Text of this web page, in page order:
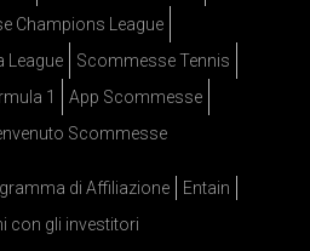
Champions League
League
Scommesse Tennis
1
App Scommesse
Scommesse
di Affiliazione
Entain
con gli investitori